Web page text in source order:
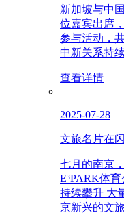
新加坡与中
位嘉宾出席
参与活动，
中新关系持
查看详情
2025-07-28
文旅名片在
七月的南京
E³PARK体
持续攀升 大
京新兴的文